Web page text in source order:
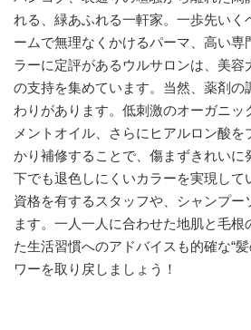
れる、緑あふれる一軒家。一歩先いく
ームで無理なくかけるパーマ、高い専
ラーに定評があるウルサロンは、美容
の支持を集めています。当然、薬剤の
わりがあります。低刺激のオーガニッ
メントオイル、さらにヒアルロン酸を
かり補修することで、傷まずきれいに
下でも退色しにくいカラーを実現して
資格を有するスタッフや、シャンプー
ます。一人一人に合わせた地肌と毛根
た生活習慣へのアドバイスも的確な“
ワーを取り戻しましょう！